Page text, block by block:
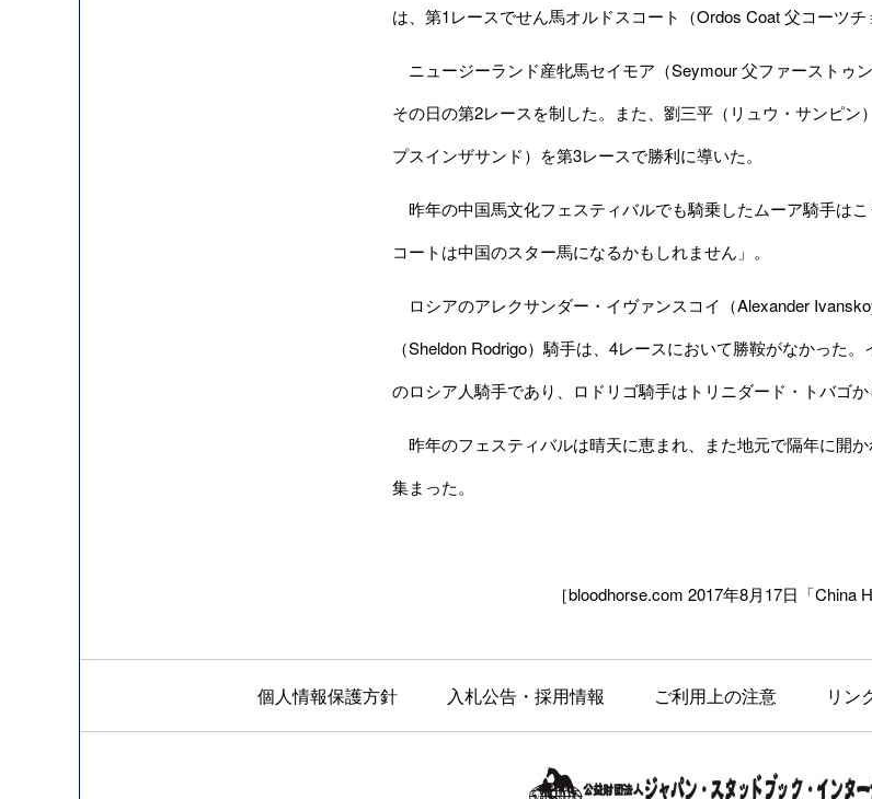
は、第1レースでせん馬オルドスコート（Ordos Coat 父コーツチ
ニュージーランド産牝馬セイモア（Seymour 父ファーストゥ
その日の第2レースを制した。また、劉三平（リュウ・サンピ
プスインザサンド）を第3レースで勝利に導いた。
昨年の中国馬文化フェスティバルでも騎乗したムーア騎手は
コートは中国のスター馬になるかもしれません」。
ロシアのアレクサンダー・イヴァンスコイ（Alexander
（Sheldon Rodrigo）騎手は、4レースにおいて勝鞍がなかった
のロシア人騎手であり、ロドリゴ騎手はトリニダード・トバゴか
昨年のフェスティバルは晴天に恵まれ、また地元で隔年に開
集まった。
［bloodhorse.com 2017年8月17日「China
個人情報保護方針 入札公告・採用情報 ご利用上の注意 リン